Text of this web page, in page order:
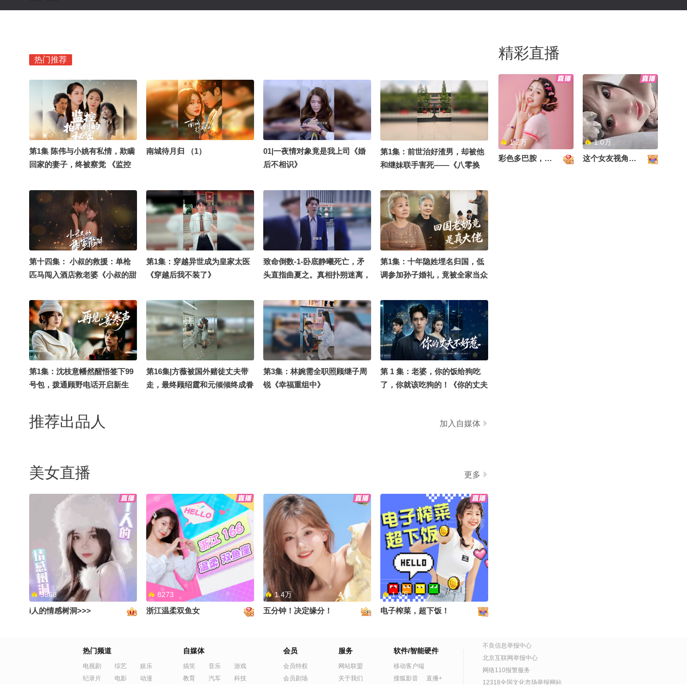
热门推荐
第1集 陈伟与小姚有私情，欺瞒
回家的妻子，终被察觉 《监控
南城待月归 （1）
01|一夜情对象竟是我上司《婚
后不相识》
第1集：前世治好渣男，却被他
和继妹联手害死——《八零换
第十四集： 小叔的救援：单枪
匹马闯入酒店救老婆《小叔的甜
第1集：穿越异世成为皇家太医
《穿越后我不装了》
致命倒数-1-卧底静曦死亡，矛
头直指曲夏之。真相扑朔迷离，
第1集：十年隐姓埋名归国，低
调参加孙子婚礼，竟被全家当众
第1集：沈枝意幡然醒悟签下99
号包，拨通顾野电话开启新生
第16集|方薇被国外赌徒丈夫带
走，最终顾绍霆和元倾倾终成眷
第3集：林婉需全职照顾继子周
锐《幸福重组中》
第 1 集：老婆，你的饭给狗吃
了，你就该吃狗的！《你的丈夫
推荐出品人 加入自媒体
美女直播 更多
9868
i人的情感树洞>>>
8273
浙江温柔双鱼女
1.4万
五分钟！决定缘分！
1.2万
电子榨菜，超下饭！
精彩直播
1.2万
彩色多巴胺，甜到心里啦！
1.0万
这个女友视角好治愈~
热门频道
电视剧
纪录片
综艺
电影
娱乐
动漫
自媒体
搞笑
教育
音乐
汽车
游戏
科技
会员
会员特权
会员剧场
服务
网站联盟
关于我们
软件/智能硬件
移动客户端
搜狐影音
直播+
不良信息举报中心
北京互联网举报中心
网络110报警服务
12318全国文化市场举报网站